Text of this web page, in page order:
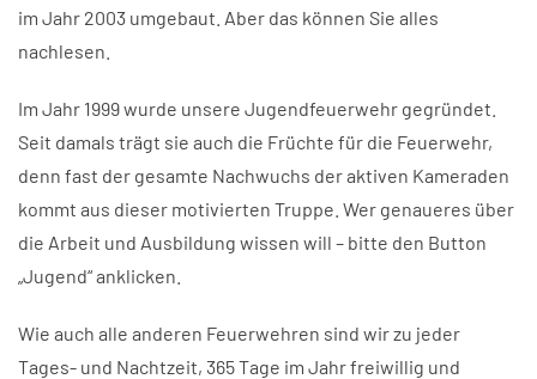
im Jahr 2003 umgebaut. Aber das können Sie alles
nachlesen.
Im Jahr 1999 wurde unsere Jugendfeuerwehr gegründet.
Seit damals trägt sie auch die Früchte für die Feuerwehr,
denn fast der gesamte Nachwuchs der aktiven Kameraden
kommt aus dieser motivierten Truppe. Wer genaueres über
die Arbeit und Ausbildung wissen will – bitte den Button
„Jugend“ anklicken.
Wie auch alle anderen Feuerwehren sind wir zu jeder
Tages- und Nachtzeit, 365 Tage im Jahr freiwillig und